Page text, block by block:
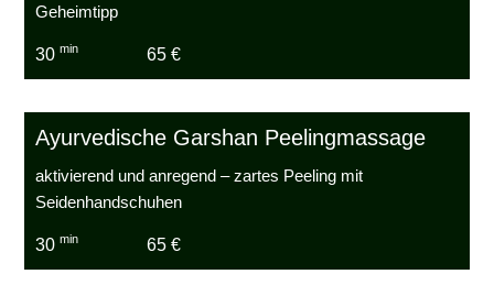
Geheimtipp
30min 65 €
Ayurvedische Garshan Peelingmassage
aktivierend und anregend – zartes Peeling mit
Seidenhandschuhen
30min 65 €